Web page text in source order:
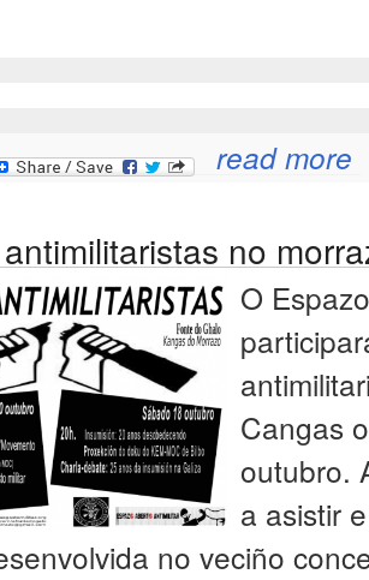
read more
no
O
Cangas
outubro.
a asistir
no veciño